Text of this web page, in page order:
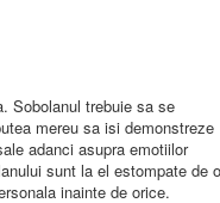
Sobolanul trebuie sa se
mereu sa isi demonstreze
adanci asupra emotiilor
sunt la el estompate de o
inainte de orice.